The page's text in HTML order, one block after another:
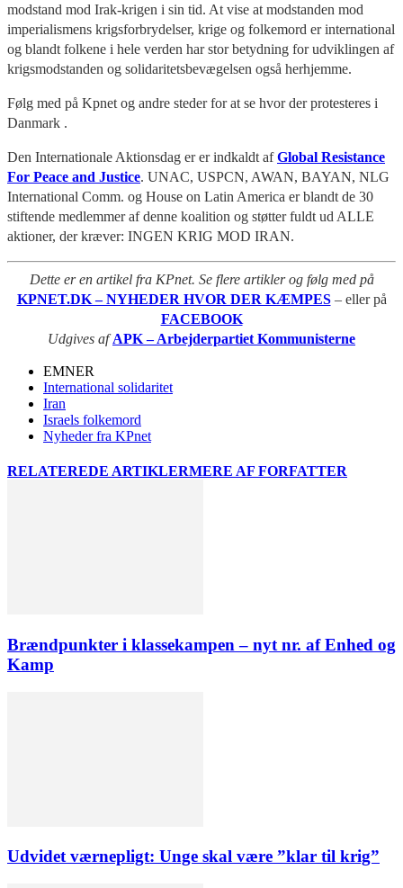
modstand mod Irak-krigen i sin tid. At vise at modstanden mod
imperialismens krigsforbrydelser, krige og folkemord er international
og blandt folkene i hele verden har stor betydning for udviklingen af
krigsmodstanden og solidaritetsbevægelsen også herhjemme.
Følg med på Kpnet og andre steder for at se hvor der protesteres i
Danmark .
Den Internationale Aktionsdag er er indkaldt afGlobal Resistance
For Peace and Justice. UNAC, USPCN, AWAN, BAYAN, NLG
International Comm. og House on Latin America er blandt de 30
stiftende medlemmer af denne koalition og støtter fuldt ud ALLE
aktioner, der kræver: INGEN KRIG MOD IRAN.
Dette er en artikel fra KPnet. Se flere artikler og følg med på
KPNET.DK – NYHEDER HVOR DER KÆMPES – eller på
FACEBOOK
Udgives afAPK – Arbejderpartiet Kommunisterne
EMNER
International solidaritet
Iran
Israels folkemord
Nyheder fra KPnet
RELATEREDE ARTIKLERMERE AF FORFATTER
Brændpunkter i klassekampen – nyt nr. af Enhed og
Kamp
Udvidet værnepligt: Unge skal være ”klar til krig”